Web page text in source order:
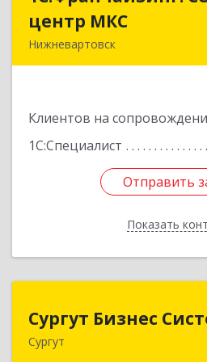
центр МКС
Нижневартовск
Клиентов на
1С:Специалист
Отправить
Показать
Отправить
Назад
Сургут Бизнес
Сургут
628406, Ханты-